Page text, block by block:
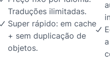
Traduções ilimitadas.
Super rápido: em cache
+ sem duplicação de
objetos.